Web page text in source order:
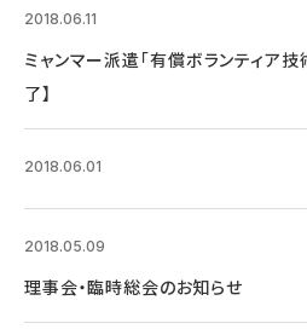
2018.06.11
ミャンマー派遣「有償ボランティア技
了】
2018.06.01
2018.05.09
理事会・臨時総会のお知らせ